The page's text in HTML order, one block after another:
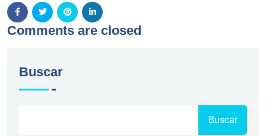
Comments are closed
Buscar
Buscar